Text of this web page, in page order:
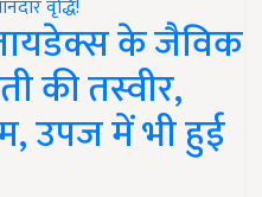
के जैविक
की तस्वीर,
उपज में भी हुई